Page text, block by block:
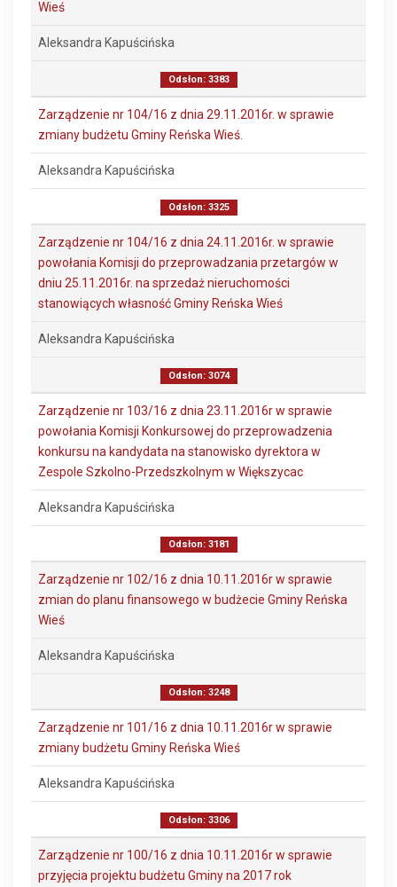
Wieś
Aleksandra Kapuścińska
Odsłon: 3383
Zarządzenie nr 104/16 z dnia 29.11.2016r. w sprawie
zmiany budżetu Gminy Reńska Wieś.
Aleksandra Kapuścińska
Odsłon: 3325
Zarządzenie nr 104/16 z dnia 24.11.2016r. w sprawie
powołania Komisji do przeprowadzania przetargów w
dniu 25.11.2016r. na sprzedaż nieruchomości
stanowiących własność Gminy Reńska Wieś
Aleksandra Kapuścińska
Odsłon: 3074
Zarządzenie nr 103/16 z dnia 23.11.2016r w sprawie
powołania Komisji Konkursowej do przeprowadzenia
konkursu na kandydata na stanowisko dyrektora w
Zespole Szkolno-Przedszkolnym w Większycac
Aleksandra Kapuścińska
Odsłon: 3181
Zarządzenie nr 102/16 z dnia 10.11.2016r w sprawie
zmian do planu finansowego w budżecie Gminy Reńska
Wieś
Aleksandra Kapuścińska
Odsłon: 3248
Zarządzenie nr 101/16 z dnia 10.11.2016r w sprawie
zmiany budżetu Gminy Reńska Wieś
Aleksandra Kapuścińska
Odsłon: 3306
Zarządzenie nr 100/16 z dnia 10.11.2016r w sprawie
przyjęcia projektu budżetu Gminy na 2017 rok